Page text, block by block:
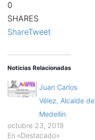
0
SHARES
ShareTweet
Noticias Relacionadas
Juan Carlos
Vélez, Alcalde de
Medellín
octubre 23, 2019
En «Destacado»